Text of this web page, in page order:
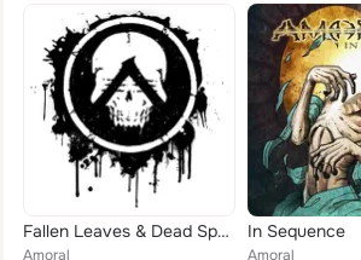
Fallen Leaves & Dead Sparrows
Amoral
In Sequence
Amoral